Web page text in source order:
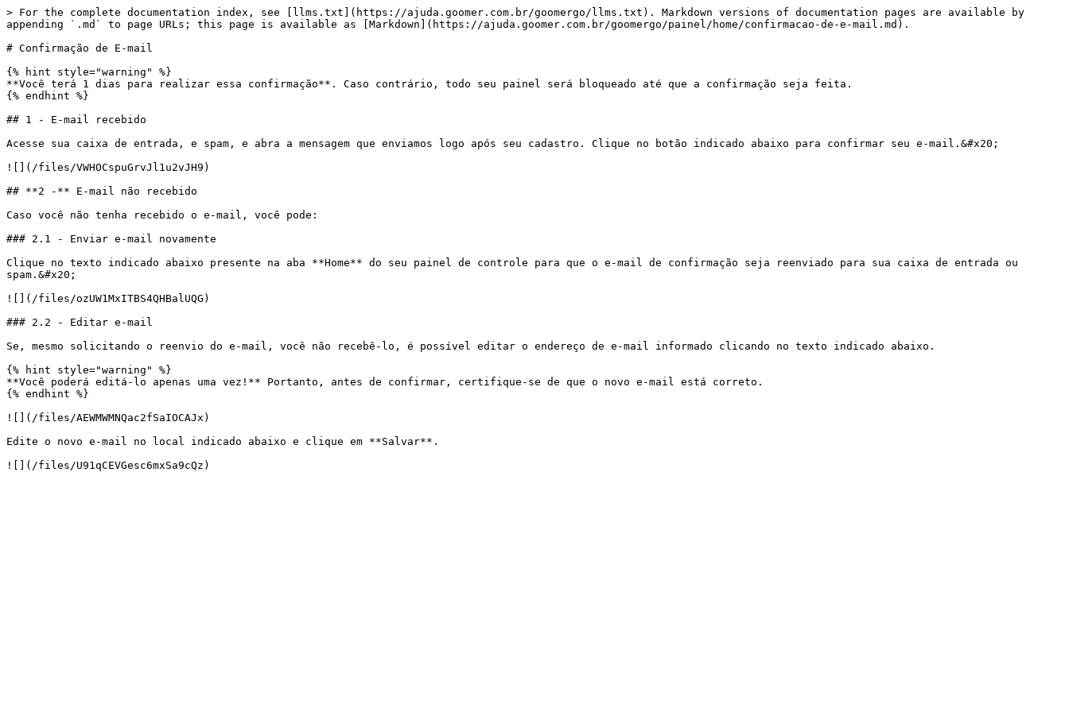
> For the complete documentation index, see [llms.txt](https://ajuda.goomer.com.br/goomergo/llms.txt). Markdown versions of documentation pages are available by
appending `.md` to page URLs; this page is available as [Markdown](https://ajuda.goomer.com.br/goomergo/painel/home/confirmacao-de-e-mail.md).
# Confirmação de E-mail
{% hint style="warning" %}
**Você terá 1 dias para realizar essa confirmação**. Caso contrário, todo seu painel será bloqueado até que a confirmação seja feita.
{% endhint %}
## 1 - E-mail recebido
Acesse sua caixa de entrada, e spam, e abra a mensagem que enviamos logo após seu cadastro. Clique no botão indicado abaixo para confirmar seu e-mail.&#x20;
![](/files/VWHOCspuGrvJl1u2vJH9)
## **2 -** E-mail não recebido
Caso você não tenha recebido o e-mail, você pode:
### 2.1 - Enviar e-mail novamente
Clique no texto indicado abaixo presente na aba **Home** do seu painel de controle para que o e-mail de confirmação seja reenviado para sua caixa de entrada ou
spam.&#x20;
![](/files/ozUW1MxITBS4QHBalUQG)
### 2.2 - Editar e-mail
Se, mesmo solicitando o reenvio do e-mail, você não recebê-lo, é possível editar o endereço de e-mail informado clicando no texto indicado abaixo.
{% hint style="warning" %}
**Você poderá editá-lo apenas uma vez!** Portanto, antes de confirmar, certifique-se de que o novo e-mail está correto.
{% endhint %}
![](/files/AEWMWMNQac2fSaIOCAJx)
Edite o novo e-mail no local indicado abaixo e clique em **Salvar**.